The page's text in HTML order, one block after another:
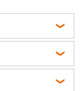
средство